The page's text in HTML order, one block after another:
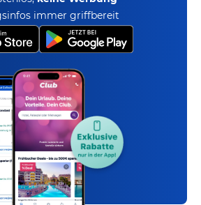
immer griffbereit